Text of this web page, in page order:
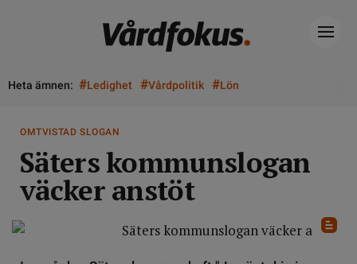
Heta ämnen: #Ledighet #Vårdpolitik #Lön
OMTVISTAD SLOGAN
Säters kommunslogan
väcker anstöt